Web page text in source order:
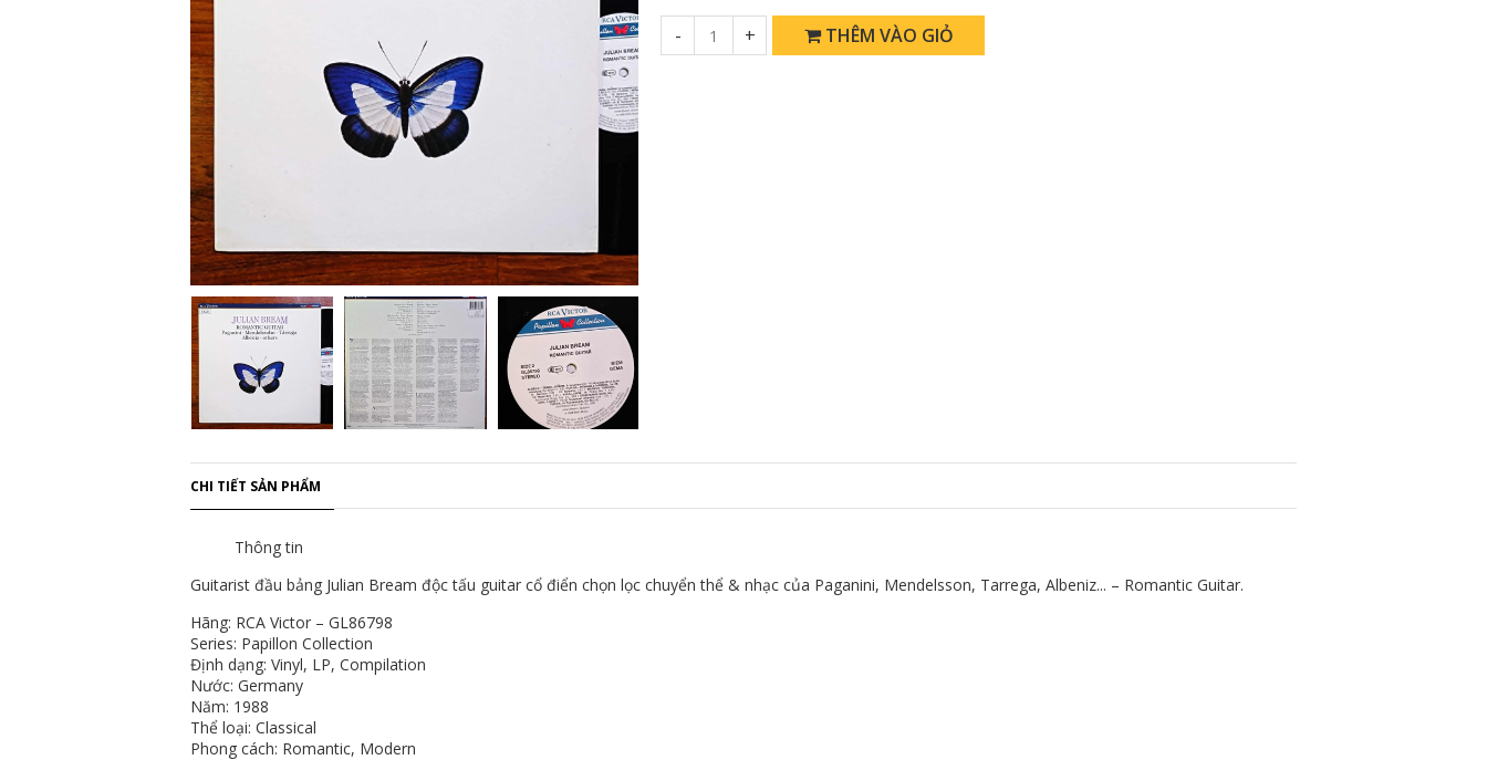
+
- THÊM VÀO GIỎ
CHI TIẾT SẢN PHẨM
Thông tin
Guitarist đầu bảng Julian Bream độc tấu guitar cổ điển chọn lọc chuyển thể & nhạc của Paganini, Mendelsson, Tarrega, Albeniz... – Romantic Guitar.
Hãng: RCA Victor – GL86798
Series: Papillon Collection
Định dạng: Vinyl, LP, Compilation
Nước: Germany
Năm: 1988
Thể loại: Classical
Phong cách: Romantic, Modern